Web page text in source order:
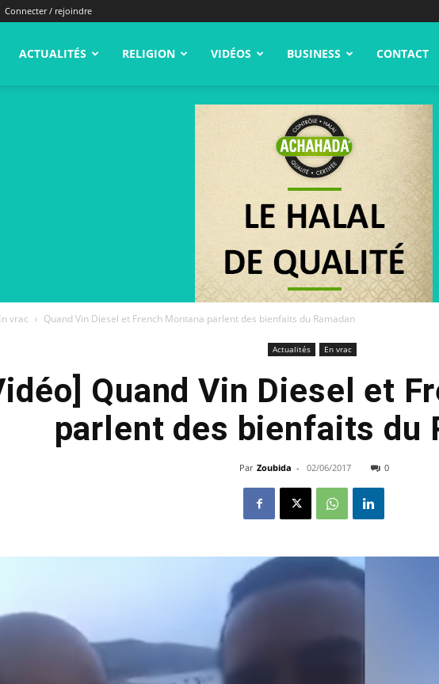
Connecter / rejoindre
ACTUALITÉS RELIGION VIDÉOS BUSINESS CONTACT
vrac Quand Vin Diesel et French Montana parlent des bienfaits du Ramadan
Actualités En vrac
Quand Vin Diesel et
parlent des bienfaits du
Par Zoubida - 02/06/2017 0